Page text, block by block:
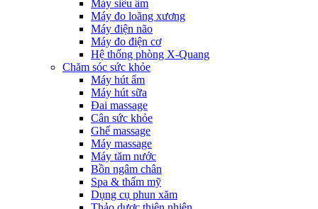
Máy siêu âm
Máy đo loãng xương
Máy điện não
Máy đo điện cơ
Hệ thống phòng X-Quang
Chăm sóc sức khỏe
Máy hút ẩm
Máy hút sữa
Đai massage
Cân sức khỏe
Ghế massage
Máy massage
Máy tăm nước
Bồn ngâm chân
Spa & thẩm mỹ
Dụng cụ phun xăm